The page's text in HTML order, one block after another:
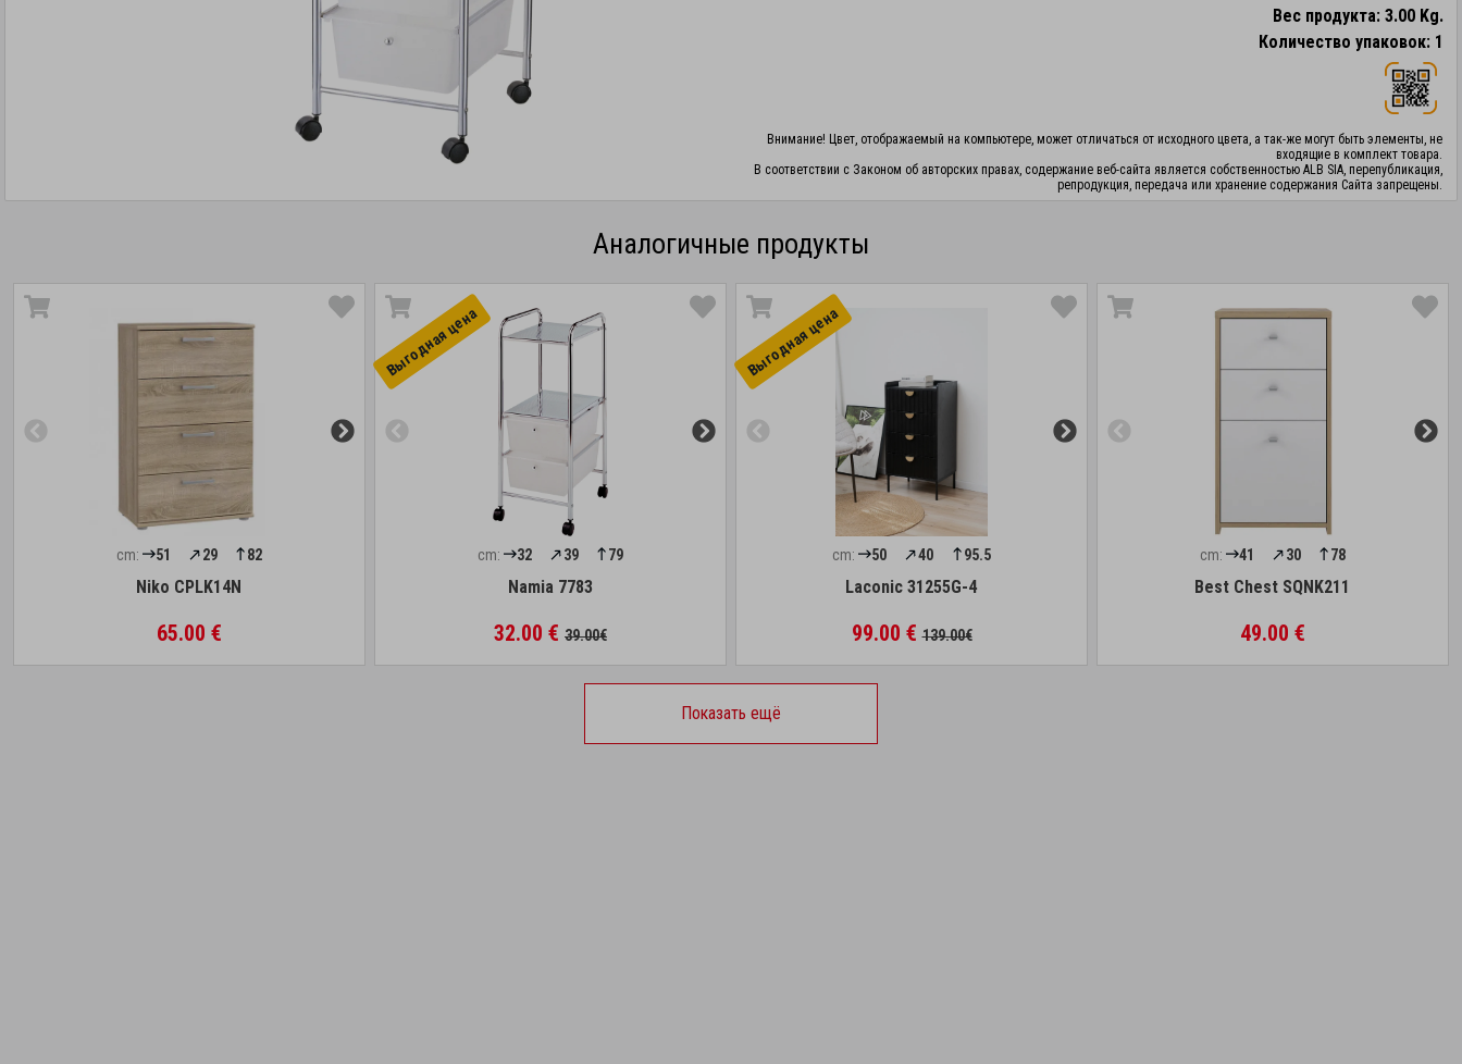
Вес продукта: 3.00 Kg.
Количество упаковок: 1
Внимание! Цвет, отображаемый на компьютере, может отличаться от исходного цвета, а так-же могут быть элементы, не
входящие в комплект товара.
В соответствии с Законом об авторских правах, содержание веб-сайта является собственностью ALB SIA, перепубликация,
репродукция, передача или хранение содержания Сайта запрещены.
Аналогичные продукты
cm: 51 29 82
Niko CPLK14N
65.00 €
Выгоднaя цена
cm: 32 39 79
Namia 7783
32.00 € 39.00€
Выгоднaя цена
cm: 50 40 95.5
Laconic 31255G-4
99.00 €139.00€
cm: 41 30 78
Best Chest SQNK211
49.00 €
Показать ещё